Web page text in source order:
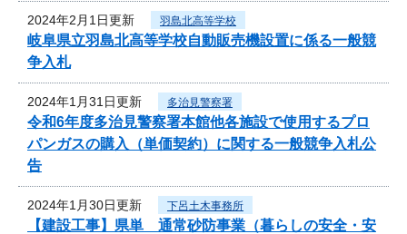
2024年2月1日更新 羽島北高等学校
岐阜県立羽島北高等学校自動販売機設置に係る一般競
争入札
2024年1月31日更新 多治見警察署
令和6年度多治見警察署本館他各施設で使用するプロ
パンガスの購入（単価契約）に関する一般競争入札公
告
2024年1月30日更新 下呂土木事務所
【建設工事】県単 通常砂防事業（暮らしの安全・安